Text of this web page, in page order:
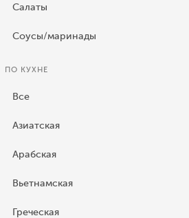
Салаты
Соусы/маринады
ПО КУХНЕ
Все
Азиатская
Арабская
Вьетнамская
Греческая